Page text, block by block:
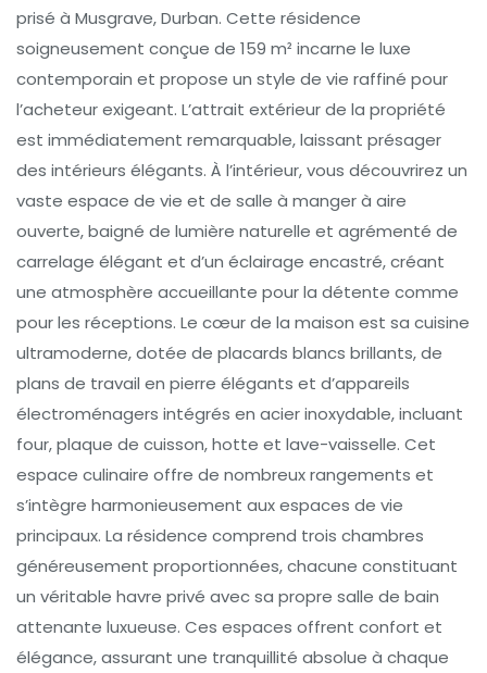
prisé à Musgrave, Durban. Cette résidence
soigneusement conçue de 159 m² incarne le luxe
contemporain et propose un style de vie raffiné pour
l’acheteur exigeant. L’attrait extérieur de la propriété
est immédiatement remarquable, laissant présager
des intérieurs élégants. À l’intérieur, vous découvrirez un
vaste espace de vie et de salle à manger à aire
ouverte, baigné de lumière naturelle et agrémenté de
carrelage élégant et d’un éclairage encastré, créant
une atmosphère accueillante pour la détente comme
pour les réceptions. Le cœur de la maison est sa cuisine
ultramoderne, dotée de placards blancs brillants, de
plans de travail en pierre élégants et d’appareils
électroménagers intégrés en acier inoxydable, incluant
four, plaque de cuisson, hotte et lave-vaisselle. Cet
espace culinaire offre de nombreux rangements et
s’intègre harmonieusement aux espaces de vie
principaux. La résidence comprend trois chambres
généreusement proportionnées, chacune constituant
un véritable havre privé avec sa propre salle de bain
attenante luxueuse. Ces espaces offrent confort et
élégance, assurant une tranquillité absolue à chaque